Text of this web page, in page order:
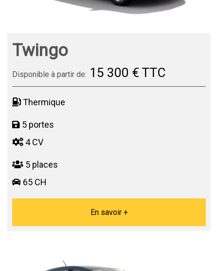
Twingo
Disponible à partir de: 15 300 € TTC
Thermique
5 portes
4 CV
5 places
65 CH
En savoir +